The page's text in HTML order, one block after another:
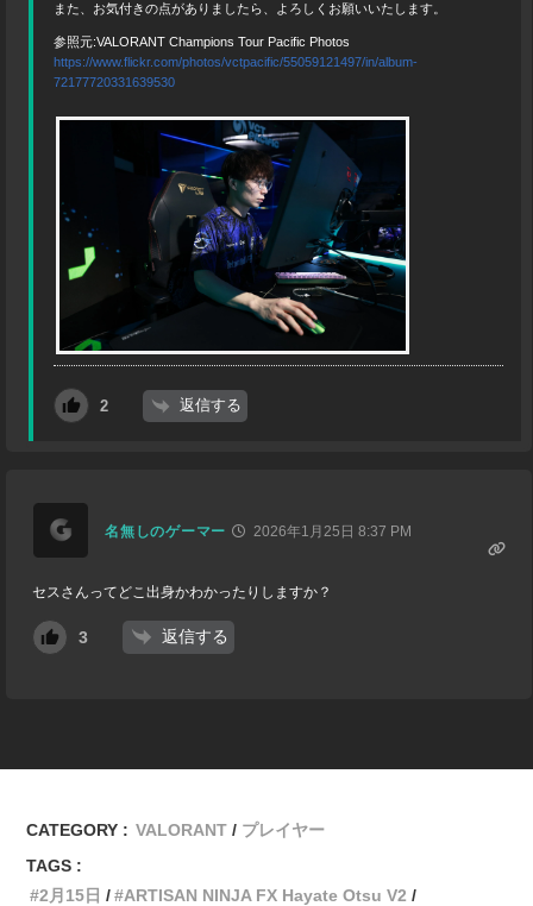
また、お気付きの点がありましたら、よろしくお願いいたします。
参照元:VALORANT Champions Tour Pacific Photos
https://www.flickr.com/photos/vctpacific/55059121497/in/album-
72177720331639530
2 返信する
名無しのゲーマー 2026年1月25日 8:37 PM
セスさんってどこ出身かわかったりしますか？
3 返信する
CATEGORY : VALORANT
プレイヤー
TAGS :
2月15日
ARTISAN NINJA FX Hayate Otsu V2